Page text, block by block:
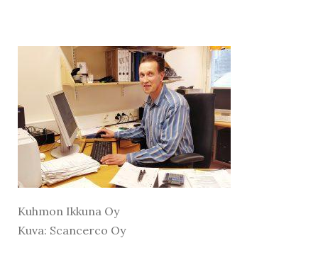
Kuhmon Ikkuna Oy
Kuva: Scancerco Oy